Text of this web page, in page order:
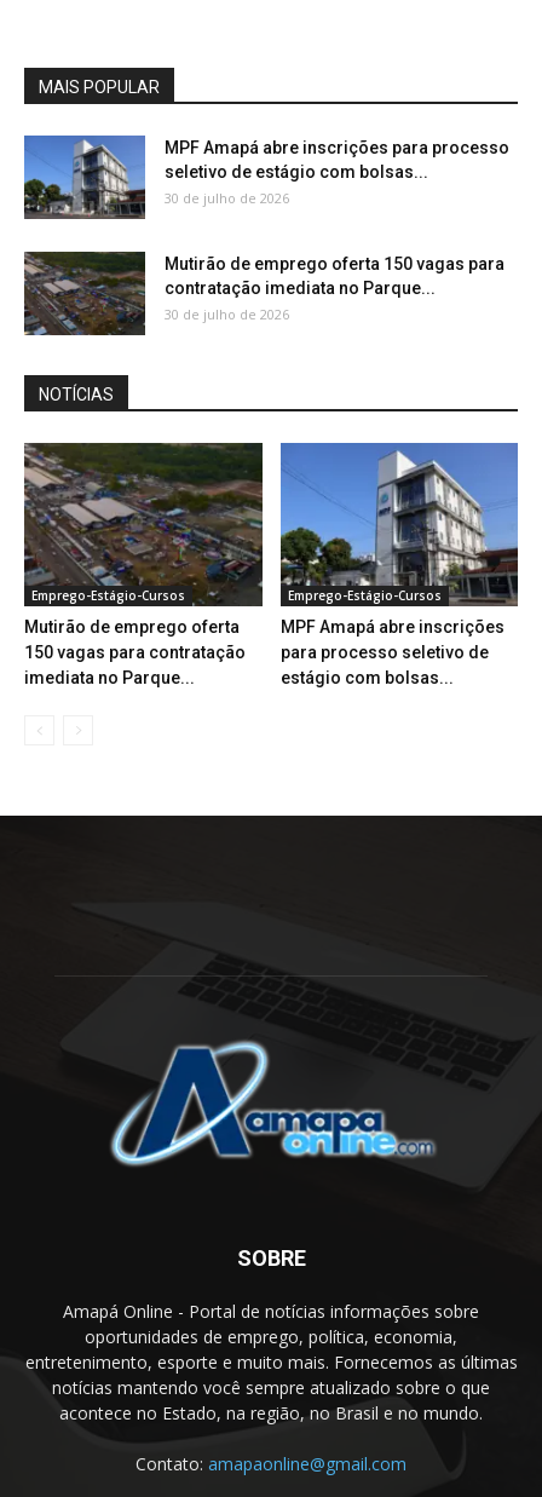
MAIS POPULAR
MPF Amapá abre inscrições para processo
seletivo de estágio com bolsas...
30 de julho de 2026
Mutirão de emprego oferta 150 vagas para
contratação imediata no Parque...
30 de julho de 2026
NOTÍCIAS
Emprego-Estágio-Cursos
Mutirão de emprego oferta
150 vagas para contratação
imediata no Parque...
Emprego-Estágio-Cursos
MPF Amapá abre inscrições
para processo seletivo de
estágio com bolsas...
SOBRE
Amapá Online - Portal de notícias informações sobre
oportunidades de emprego, política, economia,
entretenimento, esporte e muito mais. Fornecemos as últimas
notícias mantendo você sempre atualizado sobre o que
acontece no Estado, na região, no Brasil e no mundo.
Contato: amapaonline@gmail.com